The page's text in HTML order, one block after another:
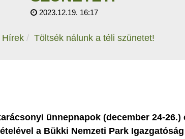
2023.12.19. 16:17
Hírek Töltsék nálunk a téli szünetet!
ünnepnapok (december 24-26.)
a Bükki Nemzeti Park